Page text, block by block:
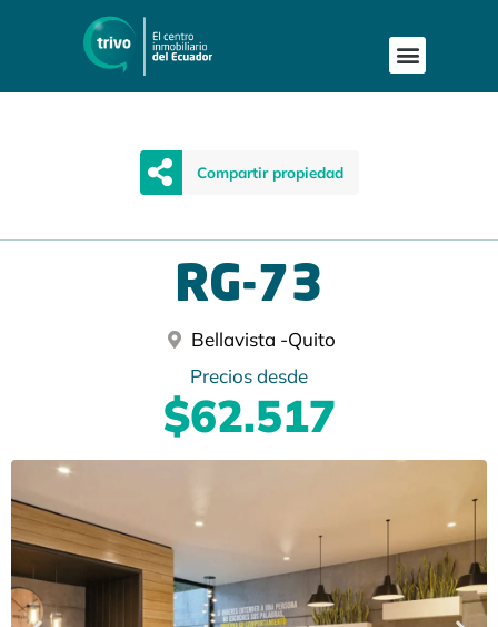
Compartir propiedad
RG-73
Bellavista -Quito
Precios desde
$62.517